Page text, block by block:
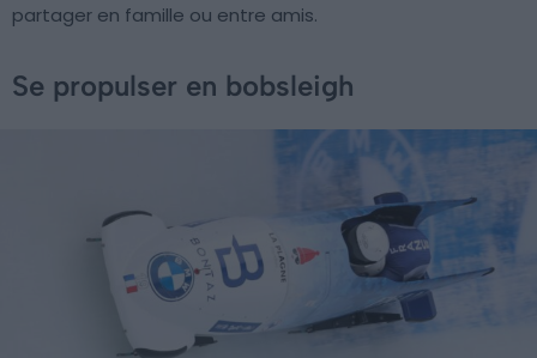
partager en famille ou entre amis.
Se propulser en bobsleigh